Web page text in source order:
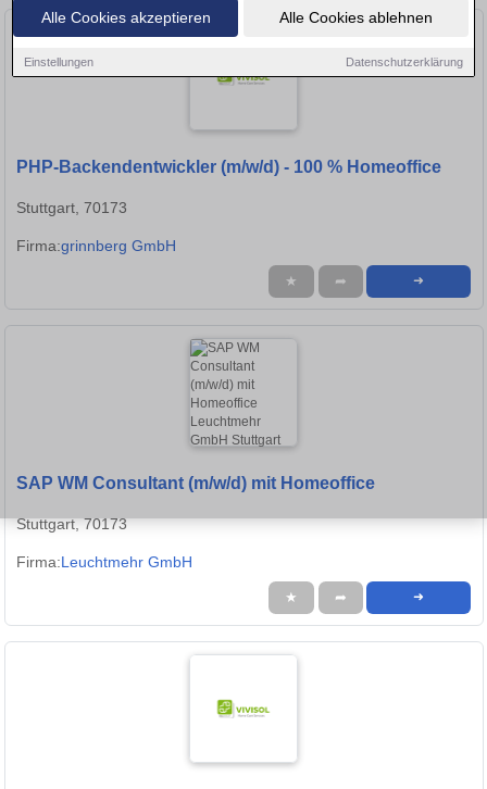
Alle Cookies akzeptieren Alle Cookies ablehnen
Einstellungen Datenschutzerklärung
PHP-Backendentwickler (m/w/d) - 100 % Homeoffice
Stuttgart, 70173
Firma:grinnberg GmbH
★ ➦ ➜
SAP WM Consultant (m/w/d) mit Homeoffice
Stuttgart, 70173
Firma:Leuchtmehr GmbH
★ ➦ ➜